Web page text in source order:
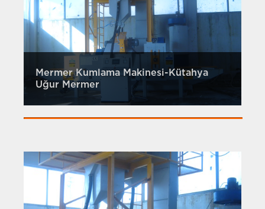
Mermer Kumlama Makinesi-Kütahya
Uğur Mermer